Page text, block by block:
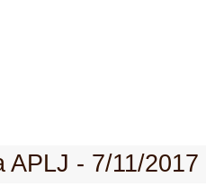
APLJ - 7/11/2017